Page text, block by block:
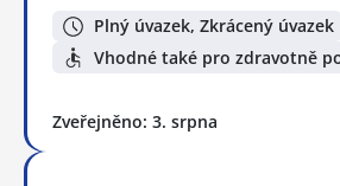
Plný úvazek, Zkrácený úvazek
Vhodné také pro zdravotně
Zveřejněno: 3. srpna